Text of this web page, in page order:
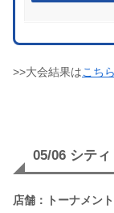
>>大会結果はこちら
05/06 シテ
店舗：トーナメン